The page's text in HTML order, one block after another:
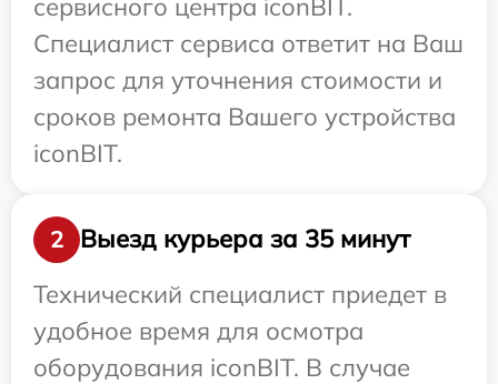
Специалист сервиса ответит на Ваш
запрос для уточнения стоимости и
сроков ремонта Вашего устройства
iconBIT.
2
Выезд курьера за 35 минут
Технический специалист приедет в
удобное время для осмотра
оборудования iconBIT. В случае